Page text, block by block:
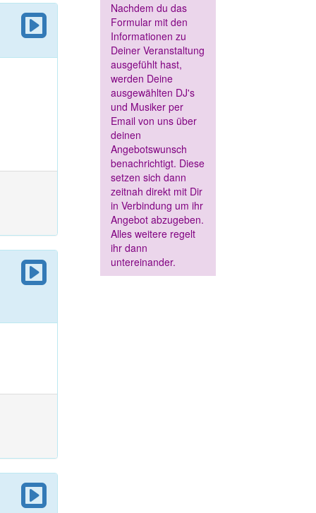
Nachdem du das
Formular mit den
Informationen zu
Deiner Veranstaltung
ausgefühlt hast,
werden Deine
ausgewählten DJ's
und Musiker per
Email von uns über
deinen
Angebotswunsch
benachrichtigt. Diese
setzen sich dann
zeitnah direkt mit Dir
in Verbindung um ihr
Angebot abzugeben.
Alles weitere regelt
ihr dann
untereinander.